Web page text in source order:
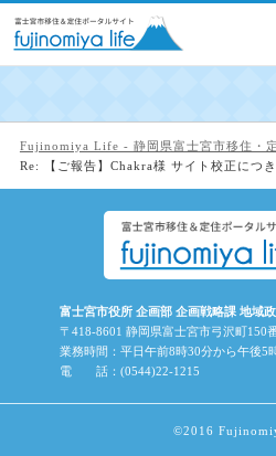
Fujinomiya Life - 静岡県富士宮市移住・
Re: 【ご報告】Chakra様 サイト校正につ
富士宮市役所 企画部 企画戦略課 地域
〒418-8601 静岡県富士宮市弓沢町150
業務時間：平日午前8時30分から午後5
電 話：(0544)22-1215
©2016